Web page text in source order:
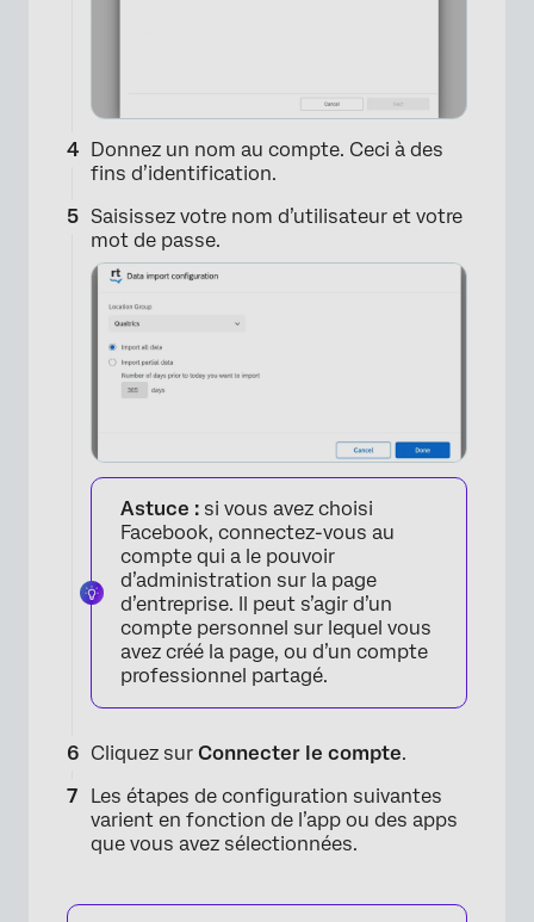
Donnez un nom au compte. Ceci à des
fins d’identification.
Saisissez votre nom d’utilisateur et votre
mot de passe.
Astuce : si vous avez choisi
Facebook, connectez-vous au
compte qui a le pouvoir
d’administration sur la page
d’entreprise. Il peut s’agir d’un
compte personnel sur lequel vous
avez créé la page, ou d’un compte
professionnel partagé.
Cliquez sur Connecter le compte.
Les étapes de configuration suivantes
varient en fonction de l’app ou des apps
que vous avez sélectionnées.